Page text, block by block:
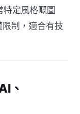
定風格嘅圖
制，適合有技
、